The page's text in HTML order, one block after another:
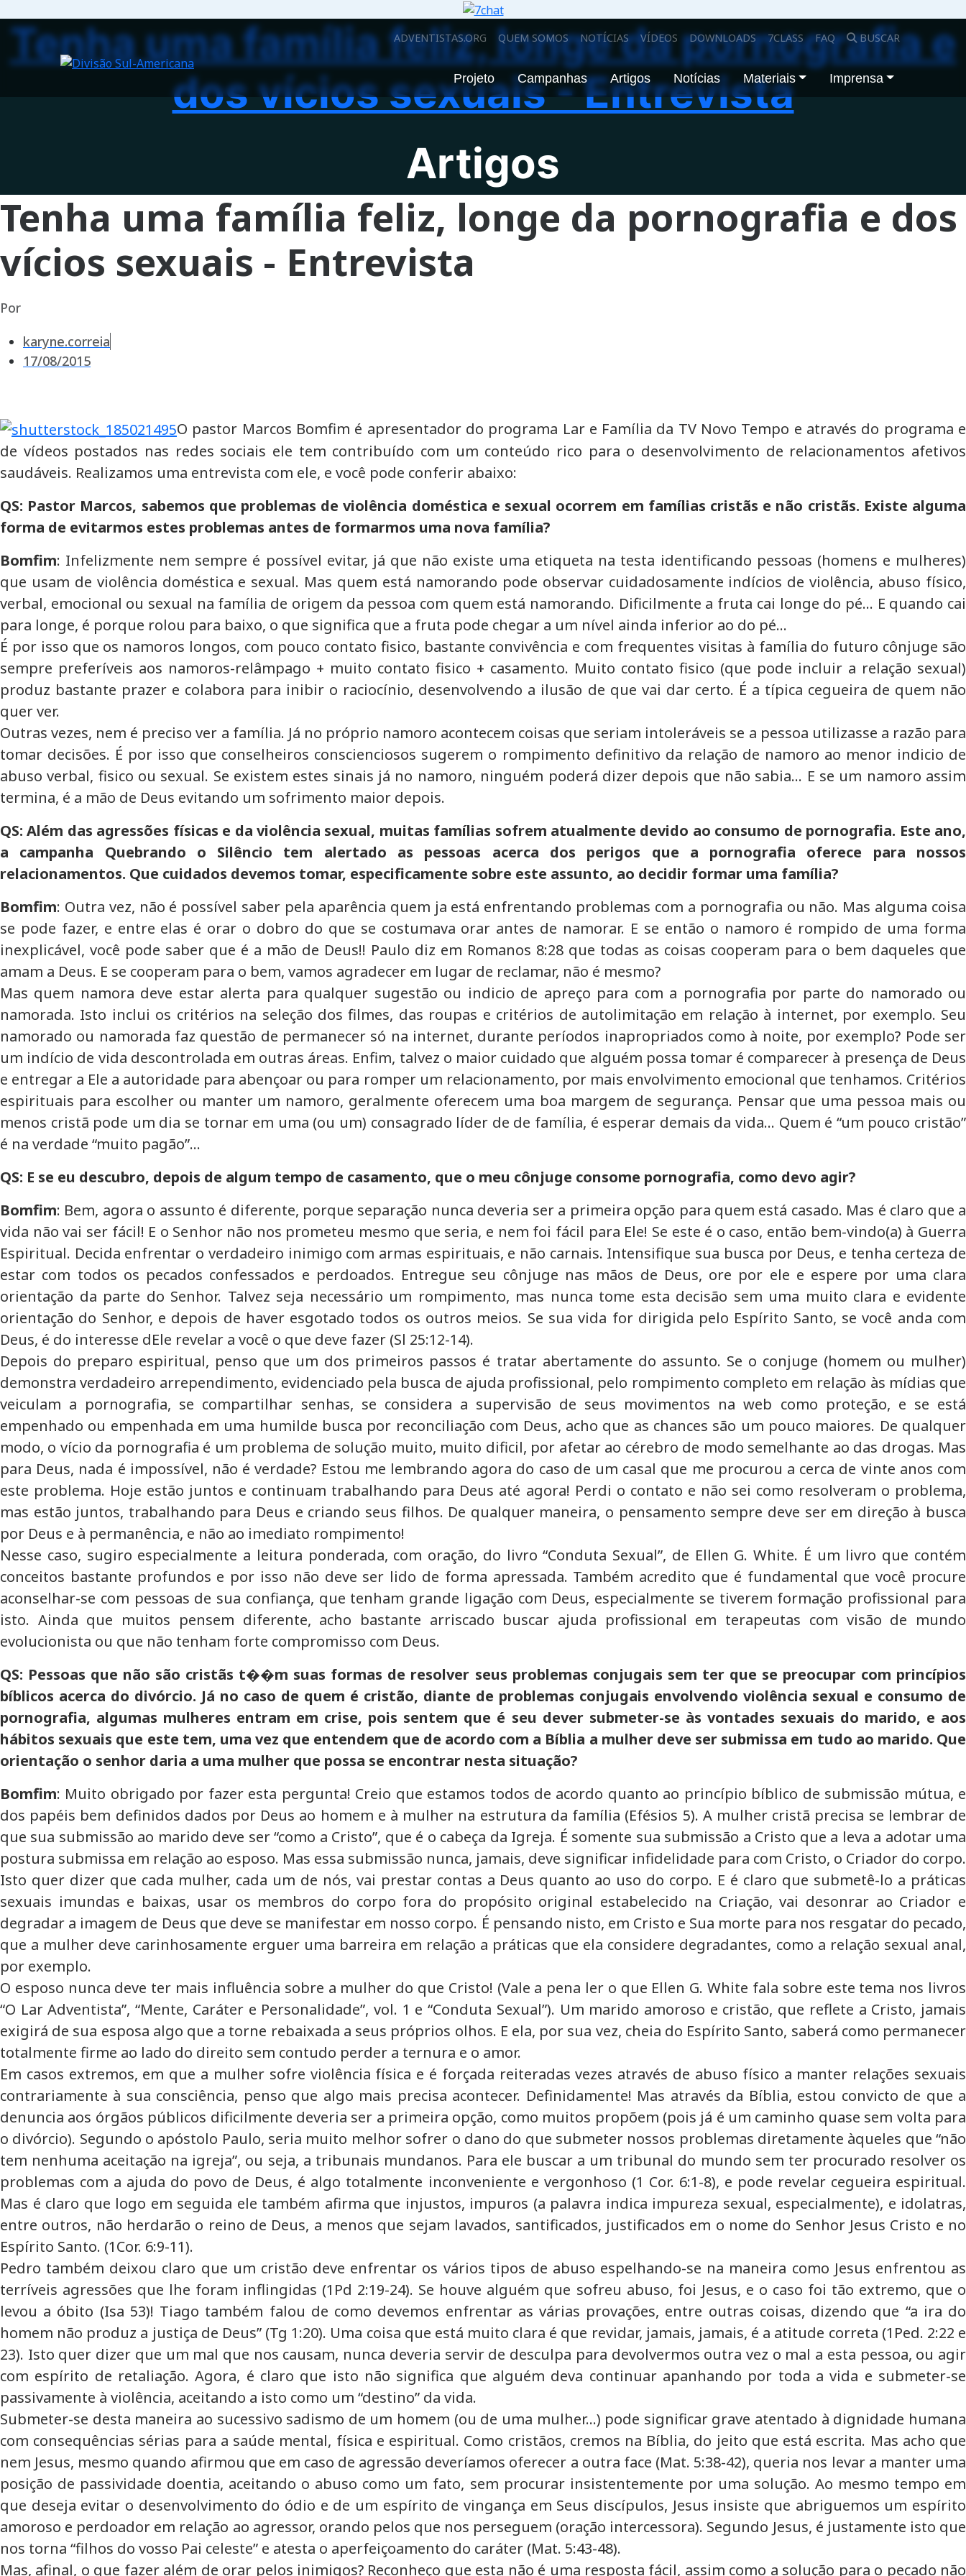
ADVENTISTAS.ORG QUEM SOMOS NOTÍCIAS VÍDEOS DOWNLOADS 7CLASS FAQ BUSCAR
Projeto Campanhas Artigos Notícias Materiais Imprensa
Tenha uma família feliz, longe da pornografia e
dos vícios sexuais - Entrevista
Artigos
Tenha uma família feliz, longe da pornografia e dos
vícios sexuais - Entrevista
Por
karyne.correia
17/08/2015
O pastor Marcos Bomfim é apresentador do programa Lar e Família da TV Novo Tempo e através do programa e
de vídeos postados nas redes sociais ele tem contribuído com um conteúdo rico para o desenvolvimento de relacionamentos afetivos
saudáveis. Realizamos uma entrevista com ele, e você pode conferir abaixo:
QS: Pastor Marcos, sabemos que problemas de violência doméstica e sexual ocorrem em famílias cristãs e não cristãs. Existe alguma
forma de evitarmos estes problemas antes de formarmos uma nova família?
Bomfim: Infelizmente nem sempre é possível evitar, já que não existe uma etiqueta na testa identificando pessoas (homens e mulheres)
que usam de violência doméstica e sexual. Mas quem está namorando pode observar cuidadosamente indícios de violência, abuso físico,
verbal, emocional ou sexual na família de origem da pessoa com quem está namorando. Dificilmente a fruta cai longe do pé… E quando cai
para longe, é porque rolou para baixo, o que significa que a fruta pode chegar a um nível ainda inferior ao do pé…
É por isso que os namoros longos, com pouco contato fisico, bastante convivência e com frequentes visitas à família do futuro cônjuge são
sempre preferíveis aos namoros-relâmpago + muito contato fisico + casamento. Muito contato fisico (que pode incluir a relação sexual)
produz bastante prazer e colabora para inibir o raciocínio, desenvolvendo a ilusão de que vai dar certo. É a típica cegueira de quem não
quer ver.
Outras vezes, nem é preciso ver a família. Já no próprio namoro acontecem coisas que seriam intoleráveis se a pessoa utilizasse a razão para
tomar decisões. É por isso que conselheiros conscienciosos sugerem o rompimento definitivo da relação de namoro ao menor indicio de
abuso verbal, fisico ou sexual. Se existem estes sinais já no namoro, ninguém poderá dizer depois que não sabia… E se um namoro assim
termina, é a mão de Deus evitando um sofrimento maior depois.
QS: Além das agressões físicas e da violência sexual, muitas famílias sofrem atualmente devido ao consumo de pornografia. Este ano,
a campanha Quebrando o Silêncio tem alertado as pessoas acerca dos perigos que a pornografia oferece para nossos
relacionamentos. Que cuidados devemos tomar, especificamente sobre este assunto, ao decidir formar uma família?
Bomfim: Outra vez, não é possível saber pela aparência quem ja está enfrentando problemas com a pornografia ou não. Mas alguma coisa
se pode fazer, e entre elas é orar o dobro do que se costumava orar antes de namorar. E se então o namoro é rompido de uma forma
inexplicável, você pode saber que é a mão de Deus!! Paulo diz em Romanos 8:28 que todas as coisas cooperam para o bem daqueles que
amam a Deus. E se cooperam para o bem, vamos agradecer em lugar de reclamar, não é mesmo?
Mas quem namora deve estar alerta para qualquer sugestão ou indicio de apreço para com a pornografia por parte do namorado ou
namorada. Isto inclui os critérios na seleção dos filmes, das roupas e critérios de autolimitação em relação à internet, por exemplo. Seu
namorado ou namorada faz questão de permanecer só na internet, durante períodos inapropriados como à noite, por exemplo? Pode ser
um indício de vida descontrolada em outras áreas. Enfim, talvez o maior cuidado que alguém possa tomar é comparecer à presença de Deus
e entregar a Ele a autoridade para abençoar ou para romper um relacionamento, por mais envolvimento emocional que tenhamos. Critérios
espirituais para escolher ou manter um namoro, geralmente oferecem uma boa margem de segurança. Pensar que uma pessoa mais ou
menos cristã pode um dia se tornar em uma (ou um) consagrado líder de de família, é esperar demais da vida… Quem é “um pouco cristão”
é na verdade “muito pagão”...
QS: E se eu descubro, depois de algum tempo de casamento, que o meu cônjuge consome pornografia, como devo agir?
Bomfim: Bem, agora o assunto é diferente, porque separação nunca deveria ser a primeira opção para quem está casado. Mas é claro que a
vida não vai ser fácil! E o Senhor não nos prometeu mesmo que seria, e nem foi fácil para Ele! Se este é o caso, então bem-vindo(a) à Guerra
Espiritual. Decida enfrentar o verdadeiro inimigo com armas espirituais, e não carnais. Intensifique sua busca por Deus, e tenha certeza de
estar com todos os pecados confessados e perdoados. Entregue seu cônjuge nas mãos de Deus, ore por ele e espere por uma clara
orientação da parte do Senhor. Talvez seja necessário um rompimento, mas nunca tome esta decisão sem uma muito clara e evidente
orientação do Senhor, e depois de haver esgotado todos os outros meios. Se sua vida for dirigida pelo Espírito Santo, se você anda com
Deus, é do interesse dEle revelar a você o que deve fazer (Sl 25:12-14).
Depois do preparo espiritual, penso que um dos primeiros passos é tratar abertamente do assunto. Se o conjuge (homem ou mulher)
demonstra verdadeiro arrependimento, evidenciado pela busca de ajuda profissional, pelo rompimento completo em relação às mídias que
veiculam a pornografia, se compartilhar senhas, se considera a supervisão de seus movimentos na web como proteção, e se está
empenhado ou empenhada em uma humilde busca por reconciliação com Deus, acho que as chances são um pouco maiores. De qualquer
modo, o vício da pornografia é um problema de solução muito, muito dificil, por afetar ao cérebro de modo semelhante ao das drogas. Mas
para Deus, nada é impossível, não é verdade? Estou me lembrando agora do caso de um casal que me procurou a cerca de vinte anos com
este problema. Hoje estão juntos e continuam trabalhando para Deus até agora! Perdi o contato e não sei como resolveram o problema,
mas estão juntos, trabalhando para Deus e criando seus filhos. De qualquer maneira, o pensamento sempre deve ser em direção à busca
por Deus e à permanência, e não ao imediato rompimento!
Nesse caso, sugiro especialmente a leitura ponderada, com oração, do livro “Conduta Sexual”, de Ellen G. White. É um livro que contém
conceitos bastante profundos e por isso não deve ser lido de forma apressada. Também acredito que é fundamental que você procure
aconselhar-se com pessoas de sua confiança, que tenham grande ligação com Deus, especialmente se tiverem formação profissional para
isto. Ainda que muitos pensem diferente, acho bastante arriscado buscar ajuda profissional em terapeutas com visão de mundo
evolucionista ou que não tenham forte compromisso com Deus.
QS: Pessoas que não são cristãs t��m suas formas de resolver seus problemas conjugais sem ter que se preocupar com princípios
bíblicos acerca do divórcio. Já no caso de quem é cristão, diante de problemas conjugais envolvendo violência sexual e consumo de
pornografia, algumas mulheres entram em crise, pois sentem que é seu dever submeter-se às vontades sexuais do marido, e aos
hábitos sexuais que este tem, uma vez que entendem que de acordo com a Bíblia a mulher deve ser submissa em tudo ao marido. Que
orientação o senhor daria a uma mulher que possa se encontrar nesta situação?
Bomfim: Muito obrigado por fazer esta pergunta! Creio que estamos todos de acordo quanto ao princípio bíblico de submissão mútua, e
dos papéis bem definidos dados por Deus ao homem e à mulher na estrutura da família (Efésios 5). A mulher cristã precisa se lembrar de
que sua submissão ao marido deve ser “como a Cristo”, que é o cabeça da Igreja. É somente sua submissão a Cristo que a leva a adotar uma
postura submissa em relação ao esposo. Mas essa submissão nunca, jamais, deve significar infidelidade para com Cristo, o Criador do corpo.
Isto quer dizer que cada mulher, cada um de nós, vai prestar contas a Deus quanto ao uso do corpo. E é claro que submetê-lo a práticas
sexuais imundas e baixas, usar os membros do corpo fora do propósito original estabelecido na Criação, vai desonrar ao Criador e
degradar a imagem de Deus que deve se manifestar em nosso corpo. É pensando nisto, em Cristo e Sua morte para nos resgatar do pecado,
que a mulher deve carinhosamente erguer uma barreira em relação a práticas que ela considere degradantes, como a relação sexual anal,
por exemplo.
O esposo nunca deve ter mais influência sobre a mulher do que Cristo! (Vale a pena ler o que Ellen G. White fala sobre este tema nos livros
“O Lar Adventista”, “Mente, Caráter e Personalidade”, vol. 1 e “Conduta Sexual”). Um marido amoroso e cristão, que reflete a Cristo, jamais
exigirá de sua esposa algo que a torne rebaixada a seus próprios olhos. E ela, por sua vez, cheia do Espírito Santo, saberá como permanecer
totalmente firme ao lado do direito sem contudo perder a ternura e o amor.
Em casos extremos, em que a mulher sofre violência física e é forçada reiteradas vezes através de abuso físico a manter relações sexuais
contrariamente à sua consciência, penso que algo mais precisa acontecer. Definidamente! Mas através da Bíblia, estou convicto de que a
denuncia aos órgãos públicos dificilmente deveria ser a primeira opção, como muitos propõem (pois já é um caminho quase sem volta para
o divórcio). Segundo o apóstolo Paulo, seria muito melhor sofrer o dano do que submeter nossos problemas diretamente àqueles que “não
tem nenhuma aceitação na igreja”, ou seja, a tribunais mundanos. Para ele buscar a um tribunal do mundo sem ter procurado resolver os
problemas com a ajuda do povo de Deus, é algo totalmente inconveniente e vergonhoso (1 Cor. 6:1-8), e pode revelar cegueira espiritual.
Mas é claro que logo em seguida ele também afirma que injustos, impuros (a palavra indica impureza sexual, especialmente), e idolatras,
entre outros, não herdarão o reino de Deus, a menos que sejam lavados, santificados, justificados em o nome do Senhor Jesus Cristo e no
Espírito Santo. (1Cor. 6:9-11).
Pedro também deixou claro que um cristão deve enfrentar os vários tipos de abuso espelhando-se na maneira como Jesus enfrentou as
terríveis agressões que lhe foram inflingidas (1Pd 2:19-24). Se houve alguém que sofreu abuso, foi Jesus, e o caso foi tão extremo, que o
levou a óbito (Isa 53)! Tiago também falou de como devemos enfrentar as várias provações, entre outras coisas, dizendo que “a ira do
homem não produz a justiça de Deus” (Tg 1:20). Uma coisa que está muito clara é que revidar, jamais, jamais, é a atitude correta (1Ped. 2:22 e
23). Isto quer dizer que um mal que nos causam, nunca deveria servir de desculpa para devolvermos outra vez o mal a esta pessoa, ou agir
com espírito de retaliação. Agora, é claro que isto não significa que alguém deva continuar apanhando por toda a vida e submeter-se
passivamente à violência, aceitando a isto como um “destino” da vida.
Submeter-se desta maneira ao sucessivo sadismo de um homem (ou de uma mulher...) pode significar grave atentado à dignidade humana
com consequências sérias para a saúde mental, física e espiritual. Como cristãos, cremos na Bíblia, do jeito que está escrita. Mas acho que
nem Jesus, mesmo quando afirmou que em caso de agressão deveríamos oferecer a outra face (Mat. 5:38-42), queria nos levar a manter uma
posição de passividade doentia, aceitando o abuso como um fato, sem procurar insistentemente por uma solução. Ao mesmo tempo em
que deseja evitar o desenvolvimento do ódio e de um espírito de vingança em Seus discípulos, Jesus insiste que abriguemos um espírito
amoroso e perdoador em relação ao agressor, orando pelos que nos perseguem (oração intercessora). Segundo Jesus, é justamente isto que
nos torna “filhos do vosso Pai celeste” e atesta o aperfeiçoamento do caráter (Mat. 5:43-48).
Mas, afinal, o que fazer além de orar pelos inimigos? Reconheço que esta não é uma resposta fácil, assim como a solução para o pecado não